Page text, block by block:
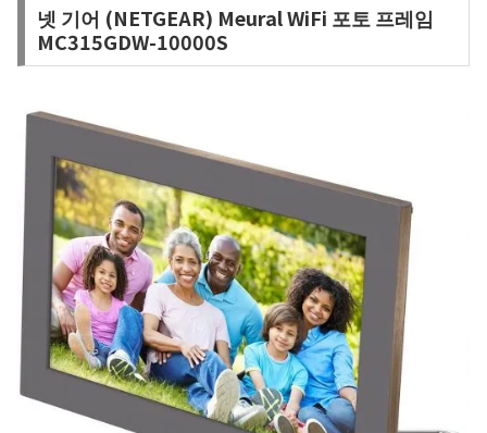
넷 기어 (NETGEAR) Meural WiFi 포토 프레임
MC315GDW-10000S